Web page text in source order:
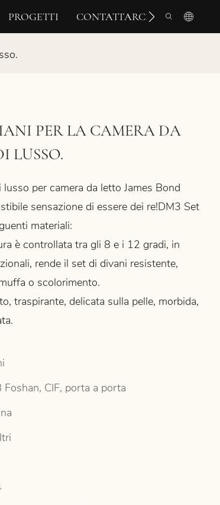
PROGETTI CONTATTARCI
PER LA CAMERA DA
LUSSO.
per camera da letto James Bond
sensazione di essere dei re!DM3 Set
materiali:
è controllata tra gli 8 e i 12 gradi, in
rende il set di divani resistente,
o scolorimento.
traspirante, delicata sulla pelle, morbida,
Foshan, CIF, porta a porta